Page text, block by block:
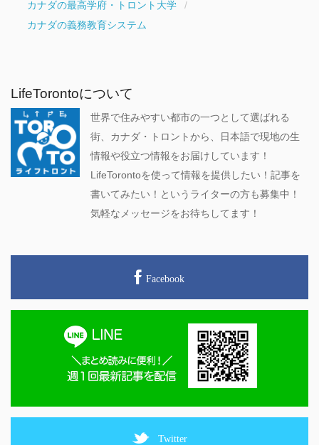
カナダの最高学府・トロント大学
カナダの義務教育システム
LifeTorontoについて
世界で住みやすい都市の一つとして選ばれる
街、カナダ・トロントから、日本語で現地の生
情報や役立つ情報をお届けしています！
LifeTorontoを使って情報を提供したい！記事を
書いてみたい！というライターの方も募集中！
気軽なメッセージをお待ちしてます！
Facebook
Twitter